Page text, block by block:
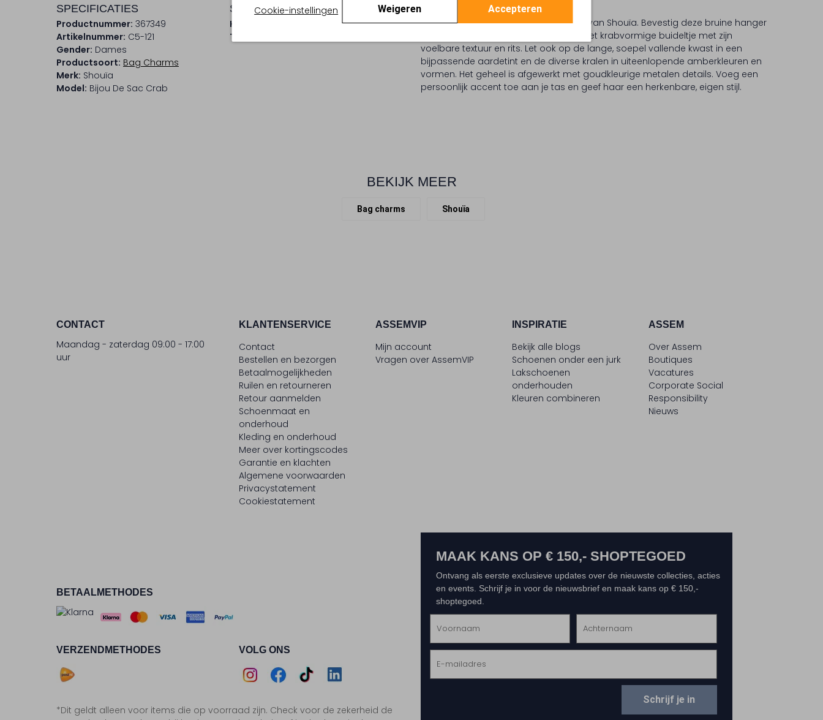
Cookie-instellingen Weigeren Accepteren
SPECIFICATIES
Productnummer: 367349
Artikelnummer: C5-121
Gender: Dames
Productsoort: Bag Charms
Merk: Shouïa
Model: Bijou De Sac Crab
SAMENSTELLING & PASVORM
Kleur:
Trends:
OMSCHRIJVING
Dames, ontdek de BIJOU DE SAC CRAB van Shouïa. Bevestig deze bruine hanger
aan je tas. Berg je kleinigheden op in het krabvormige buideltje met zijn
voelbare textuur en rits. Let ook op de lange, soepel vallende kwast in een
bijpassende aardetint en de diverse kralen in uiteenlopende amberkleuren en
vormen. Het geheel is afgewerkt met goudkleurige metalen details. Voeg een
persoonlijk accent toe aan je tas en geef haar een herkenbare, eigen stijl.
BEKIJK MEER
Bag charms Shouïa
CONTACT
Maandag - zaterdag 09:00 - 17:00
uur
KLANTENSERVICE
Contact
Bestellen en bezorgen
Betaalmogelijkheden
Ruilen en retourneren
Retour aanmelden
Schoenmaat en
onderhoud
Kleding en onderhoud
Meer over kortingscodes
Garantie en klachten
Algemene voorwaarden
Privacystatement
Cookiestatement
ASSEMVIP
Mijn account
Vragen over AssemVIP
INSPIRATIE
Bekijk alle blogs
Schoenen onder een jurk
Lakschoenen
onderhouden
Kleuren combineren
ASSEM
Over Assem
Boutiques
Vacatures
Corporate Social
Responsibility
Nieuws
BETAALMETHODES
VERZENDMETHODES VOLG ONS
*Dit geldt alleen voor items die op voorraad zijn. Check voor de zekerheid de
MAAK KANS OP € 150,- SHOPTEGOED
Ontvang als eerste exclusieve updates over de nieuwste collecties, acties
en events. Schrijf je in voor de nieuwsbrief en maak kans op € 150,-
shoptegoed.
Schrijf je in